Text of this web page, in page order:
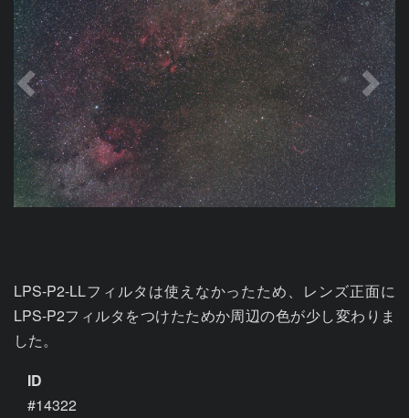
LPS-P2-LLフィルタは使えなかったため、レンズ正面に
LPS-P2フィルタをつけたためか周辺の色が少し変わりま
した。
ID
#14322